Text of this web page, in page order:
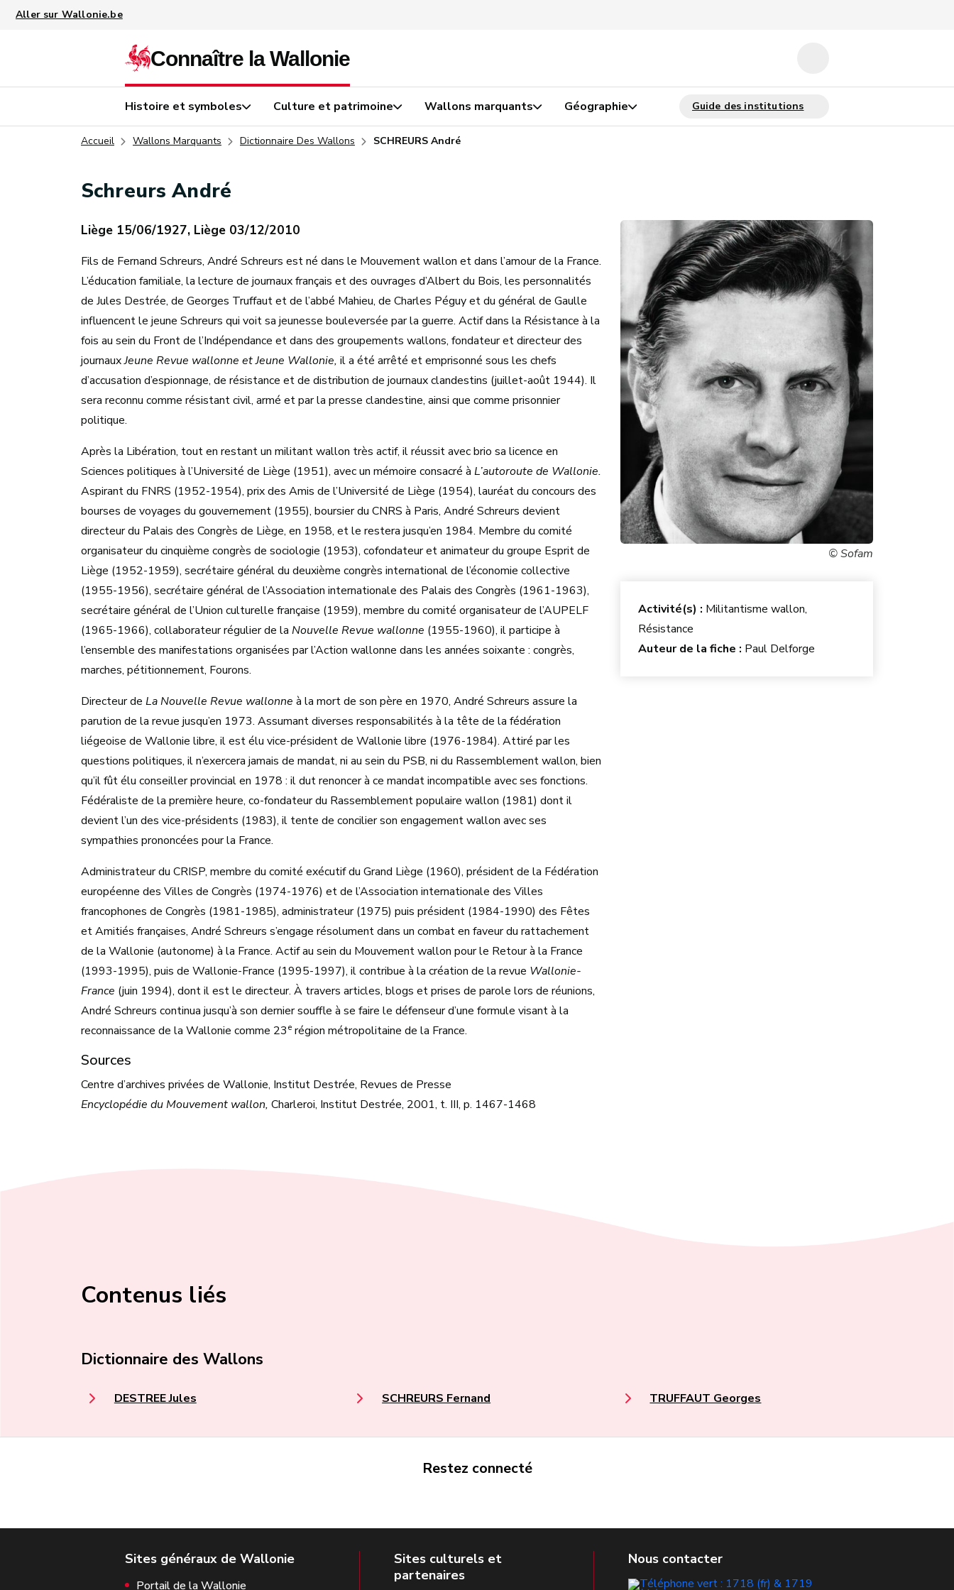
Histoire et symboles Culture et patrimoine Wallons marquants Géographie
Accueil Wallons Marquants Dictionnaire Des Wallons SCHREURS André
Schreurs André
Liège 15/06/1927, Liège 03/12/2010
Fils de Fernand Schreurs, André Schreurs est né dans le Mouvement wallon et dans l’amour de la France.
L’éducation familiale, la lecture de journaux français et des ouvrages d’Albert du Bois, les personnalités
de Jules Destrée, de Georges Truffaut et de l’abbé Mahieu, de Charles Péguy et du général de Gaulle
influencent le jeune Schreurs qui voit sa jeunesse bouleversée par la guerre. Actif dans la Résistance à la
fois au sein du Front de l’Indépendance et dans des groupements wallons, fondateur et directeur des
journauxJeune Revue wallonne et Jeune Wallonie, il a été arrêté et emprisonné sous les chefs
d’accusation d’espionnage, de résistance et de distribution de journaux clandestins (juillet-août 1944). Il
sera reconnu comme résistant civil, armé et par la presse clandestine, ainsi que comme prisonnier
politique.
Après la Libération, tout en restant un militant wallon très actif, il réussit avec brio sa licence en
Sciences politiques à l’Université de Liège (1951), avec un mémoire consacré à L’autoroute de Wallonie.
Aspirant du FNRS (1952-1954), prix des Amis de l’Université de Liège (1954), lauréat du concours des
bourses de voyages du gouvernement (1955), boursier du CNRS à Paris, André Schreurs devient
directeur du Palais des Congrès de Liège, en 1958, et le restera jusqu’en 1984. Membre du comité
organisateur du cinquième congrès de sociologie (1953), cofondateur et animateur du groupe Esprit de
Liège (1952-1959), secrétaire général du deuxième congrès international de l’économie collective
(1955-1956), secrétaire général de l’Association internationale des Palais des Congrès (1961-1963),
secrétaire général de l’Union culturelle française (1959), membre du comité organisateur de l’AUPELF
(1965-1966), collaborateur régulier de la Nouvelle Revue wallonne (1955-1960), il participe à
l’ensemble des manifestations organisées par l’Action wallonne dans les années soixante : congrès,
marches, pétitionnement, Fourons.
Directeur de La Nouvelle Revue wallonne à la mort de son père en 1970, André Schreurs assure la
parution de la revue jusqu’en 1973. Assumant diverses responsabilités à la tête de la fédération
liégeoise de Wallonie libre, il est élu vice-président de Wallonie libre (1976-1984). Attiré par les
questions politiques, il n’exercera jamais de mandat, ni au sein du PSB, ni du Rassemblement wallon, bien
qu’il fût élu conseiller provincial en 1978 : il dut renoncer à ce mandat incompatible avec ses fonctions.
Fédéraliste de la première heure, co-fondateur du Rassemblement populaire wallon (1981) dont il
devient l’un des vice-présidents (1983), il tente de concilier son engagement wallon avec ses
sympathies prononcées pour la France.
Administrateur du CRISP, membre du comité exécutif du Grand Liège (1960), président de la Fédération
européenne des Villes de Congrès (1974-1976) et de l’Association internationale des Villes
francophones de Congrès (1981-1985), administrateur (1975) puis président (1984-1990) des Fêtes
et Amitiés françaises, André Schreurs s’engage résolument dans un combat en faveur du rattachement
de la Wallonie (autonome) à la France. Actif au sein du Mouvement wallon pour le Retour à la France
(1993-1995), puis de Wallonie-France (1995-1997), il contribue à la création de la revue Wallonie-
France (juin 1994), dont il est le directeur. À travers articles, blogs et prises de parole lors de réunions,
André Schreurs continua jusqu’à son dernier souffle à se faire le défenseur d’une formule visant à la
reconnaissance de la Wallonie comme 23e région métropolitaine de la France.
Sources
Centre d’archives privées de Wallonie, Institut Destrée, Revues de Presse
Encyclopédie du Mouvement wallon, Charleroi, Institut Destrée, 2001, t. III, p. 1467-1468
© Sofam
Activité(s) : Militantisme wallon,
Résistance
Auteur de la fiche : Paul Delforge
Contenus liés
Dictionnaire des Wallons
DESTREE Jules SCHREURS Fernand TRUFFAUT Georges
Restez connecté
Portail de la Wallonie